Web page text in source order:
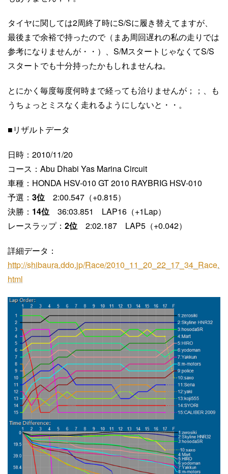
タイヤに関しては2周終了時にS/Sに履き替えてますが、
最後まで余裕で持ったので（まあ周回遅れの私の走りでは
参考になりませんが・・）、S/MスタートじゃなくてS/S
スタートでも十分持ったかもしれませんね。
とにかく毎度毎度何時まで経っても治りませんが；；、も
うちょっとミスなく走れるようにしないと・・。
■リザルトデータ
日時：2010/11/20
コース：Abu Dhabi Yas Marina Circuit
車種：HONDA HSV-010 GT 2010 RAYBRIG HSV-010
予選： 3位 2:00.547（+0.815）
決勝： 14位 36:03.851 LAP16（+1Lap）
レースラップ： 2位 2:02.187 LAP5（+0.042）
詳細データ：
http://shibaura.ddo.jp/Race/2010_11_20_22_17_34_Race.
html